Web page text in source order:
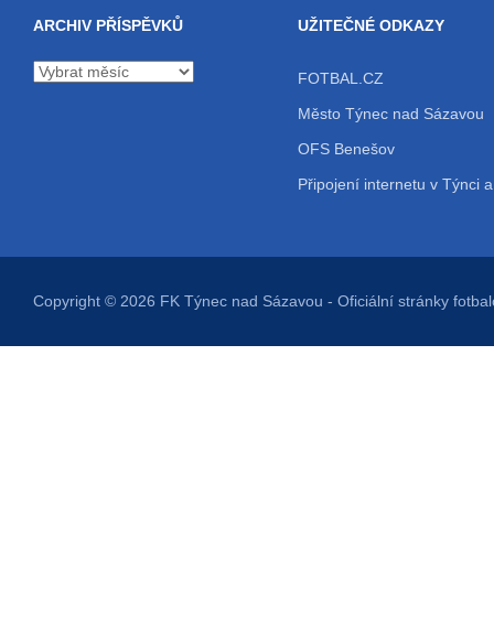
ARCHIV PŘÍSPĚVKŮ
Archiv
UŽITEČNÉ ODKAZY
FOTBAL.CZ
Město Týnec nad Sázavou
OFS Benešov
Připojení internetu v Týnci
Copyright © 2026 FK Týnec nad Sázavou - Oficiální stránky